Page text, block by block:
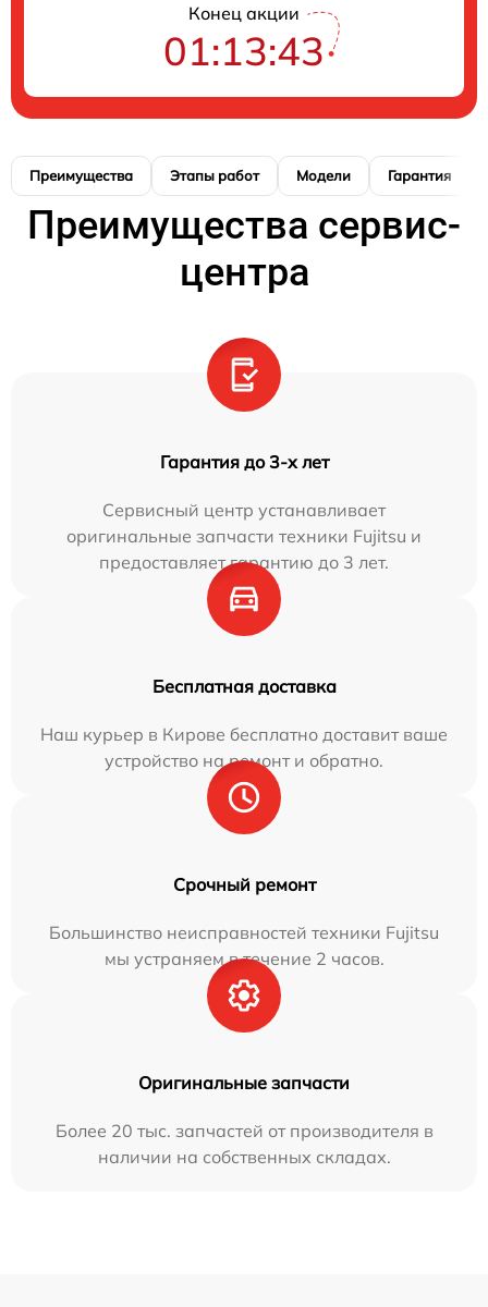
Конец акции
01:13:42
Преимущества Этапы работ Модели Гарантия
Преимущества сервис-
центра
Гарантия до 3-х лет
Сервисный центр устанавливает
оригинальные запчасти техники Fujitsu и
предоставляет гарантию до 3 лет.
Бесплатная доставка
Наш курьер в Кирове бесплатно доставит ваше
устройство на ремонт и обратно.
Срочный ремонт
Большинство неисправностей техники Fujitsu
мы устраняем в течение 2 часов.
Оригинальные запчасти
Более 20 тыс. запчастей от производителя в
наличии на собственных складах.